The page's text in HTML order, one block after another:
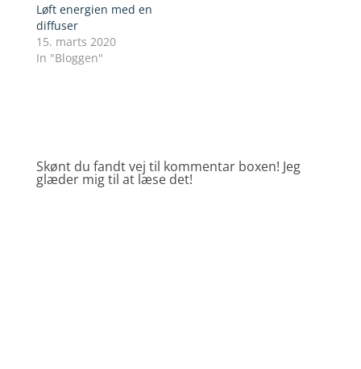
Løft energien med en
diffuser
15. marts 2020
In "Bloggen"
Skønt du fandt vej til kommentar boxen! Jeg
glæder mig til at læse det!